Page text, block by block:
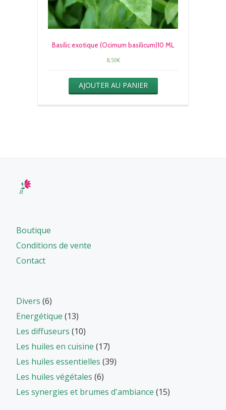
Basilic exotique (Ocimum basilicum)10 ML
8,50€
AJOUTER AU PANIER
Boutique
Conditions de vente
Contact
Divers (6)
Energétique (13)
Les diffuseurs (10)
Les huiles en cuisine (17)
Les huiles essentielles (39)
Les huiles végétales (6)
Les synergies et brumes d'ambiance (15)